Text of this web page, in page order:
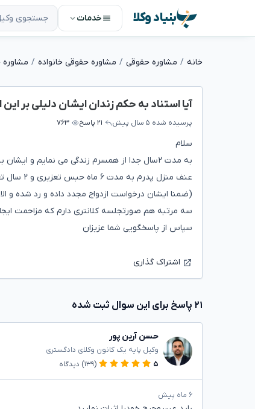
بنیاد وکلا خدمات
خانه مشاوره حقوقی مشاوره حقوقی خانواده
آیا استناد به حکم زندان ایشان دلیلی بر
پرسیده شده ۵ سال پیش ۲۱ پاسخ ۷۶۳
سلام
به مدت ۲سال جدا از همسرم زندگی می نمایم و
عنف منزل پدرم به مدت ۶ ماه حبس تعزیری و ۲ سال تعلیقی محکوم شدند واکنون در زندان می باشد
(ضمنا ایشان درخواست ازدواج مجدد داده و رد شده
سه مرتبه هم صورتجلسه کلانتری دارم که مزاحمت
سپاس از پاسخگویی شما عزیزان
اشتراک گذاری
۲۱ پاسخ برای این سوال ثبت شده
حسن آرین پور
وکیل پایه یک کانون وکلای دادگستری
۵
(۱۳۹) دیدگاه
۶ ماه پیش